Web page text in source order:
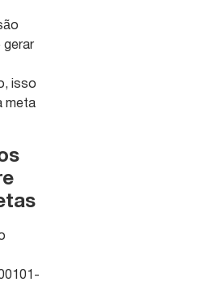
gerar
isso
meta